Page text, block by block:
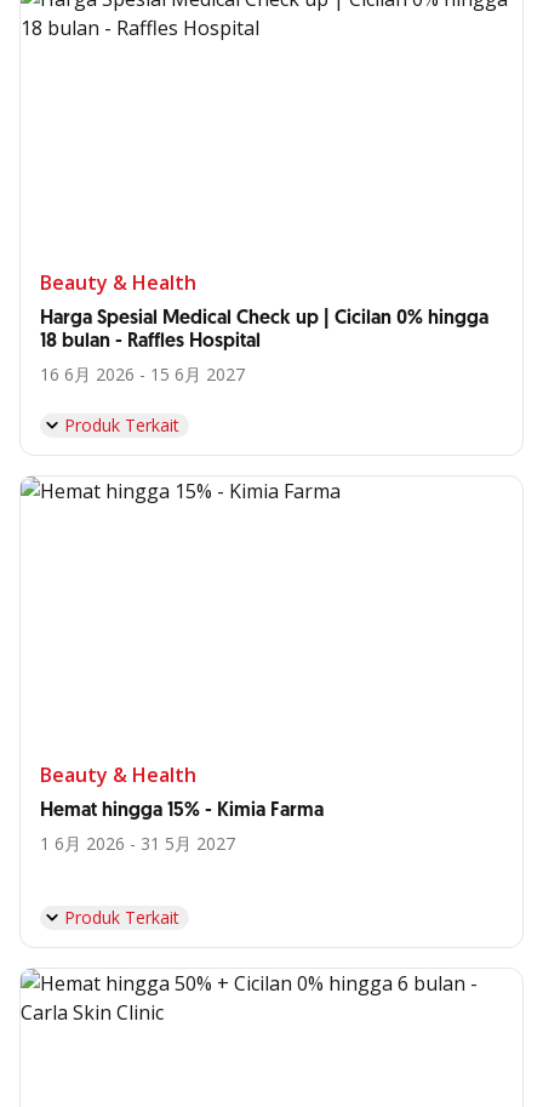
Beauty & Health
Harga Spesial Medical Check up | Cicilan 0% hingga
18 bulan - Raffles Hospital
16 6月 2026 - 15 6月 2027
Produk Terkait
Beauty & Health
Hemat hingga 15% - Kimia Farma
1 6月 2026 - 31 5月 2027
Produk Terkait